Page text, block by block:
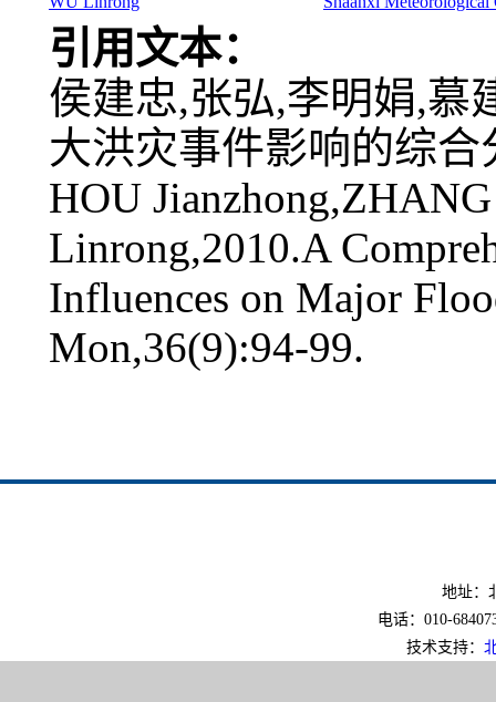
引用文本：
侯建忠,张弘,李明娟,慕
大洪灾事件影响的综合
HOU
Linrong,2010.A
Influences on Major
Mon,36(9):94-99.
地址：
电话：010-
技术支持：